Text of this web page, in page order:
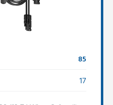
85
17